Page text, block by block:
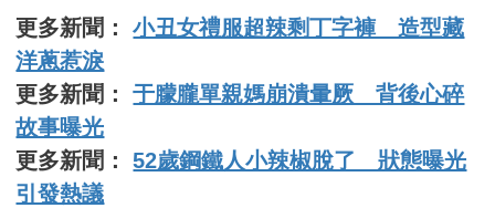
更多新聞：小丑女禮服超辣剩丁字褲 造型藏
洋蔥惹淚
更多新聞：于朦朧單親媽崩潰暈厥 背後心碎
故事曝光
更多新聞：52歲鋼鐵人小辣椒脫了 狀態曝光
引發熱議